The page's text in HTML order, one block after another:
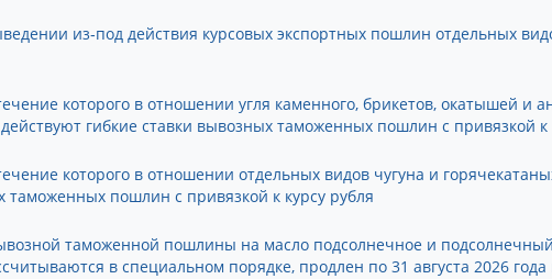
из‑под действия курсовых экспортных пошлин отдельных
которого в отношении угля каменного, брикетов, окатышей и
гибкие ставки вывозных таможенных пошлин с привязкой к
которого в отношении отдельных видов чугуна и
таможенных пошлин с привязкой к курсу рубля
таможенной пошлины на масло подсолнечное и
в специальном порядке, продлен по 31 августа 2026